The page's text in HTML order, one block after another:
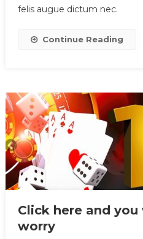
felis augue dictum nec.
Continue Reading
Click here and you
worry